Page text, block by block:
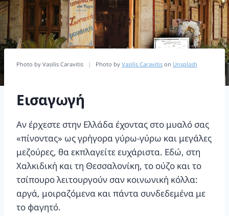
Photo by Vasilis Caravitis | Photo by Vasilis Caravitis on Unsplash
Εισαγωγή
Αν έρχεστε στην Ελλάδα έχοντας στο μυαλό σας
«πίνοντας» ως γρήγορα γύρω-γύρω και μεγάλες
μεζούρες, θα εκπλαγείτε ευχάριστα. Εδώ, στη
Χαλκιδική και τη Θεσσαλονίκη, το ούζο και το
τσίπουρο λειτουργούν σαν κοινωνική κόλλα:
αργά, μοιραζόμενα και πάντα συνδεδεμένα με
το φαγητό.